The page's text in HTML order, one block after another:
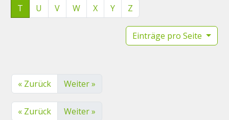
T
U V W X Y Z
Einträge pro Seite
« Zurück Weiter »
« Zurück Weiter »